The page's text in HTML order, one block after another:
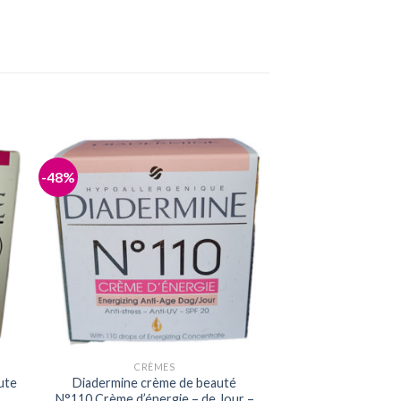
-48%
CRÈMES
Diadermine crème de beauté